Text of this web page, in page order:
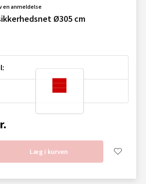
en anmeldelse
Ø305 cm
Læg i kurven